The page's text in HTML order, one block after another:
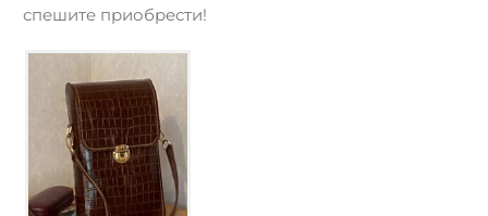
спешите приобрести!